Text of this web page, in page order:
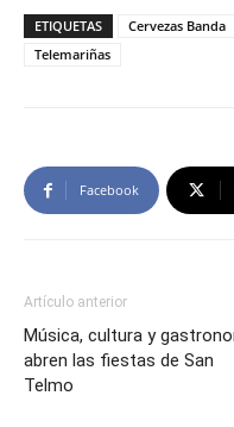
ETIQUETAS Cervezas Banda
Telemariñas
Facebook
Artículo anterior
Música, cultura y
abren las fiestas de San
Telmo